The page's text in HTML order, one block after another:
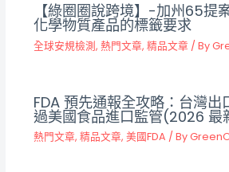
【綠圈圈說跨境】-加州65提
化學物質產品的標籤要求
全球安規檢測, 熱門文章, 精品文章 / By
FDA 預先通報全攻略：台灣出
過美國食品進口監管(2026 最
熱門文章, 精品文章, 美國FDA / By